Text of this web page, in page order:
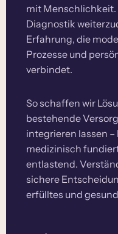
mit Menschlichkeit.
Diagnostik
Erfahrung, die
Prozesse und
verbindet.
So schaffen wir
bestehende
integrieren lassen
medizinisch
entlastend.
sichere
erfülltes und